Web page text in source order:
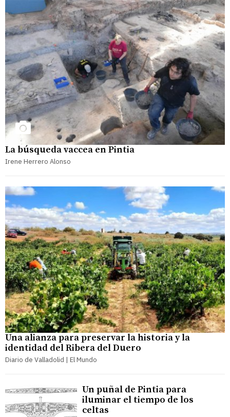
La búsqueda vaccea en Pintia
Irene Herrero Alonso
Una alianza para preservar la historia y la
identidad del Ribera del Duero
Diario de Valladolid | El Mundo
Un puñal de Pintia para
iluminar el tiempo de los
celtas